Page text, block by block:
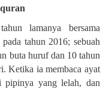
lamanya bersama
tahun 2016; sebuah
buta huruf dan 10 tahun
Ketika ia membaca ayat
pipinya yang lelah, dan